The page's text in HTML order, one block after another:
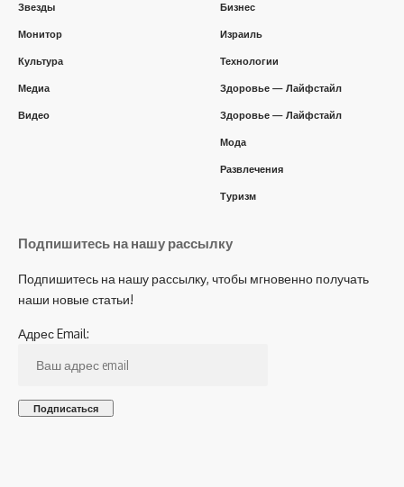
Звезды
Монитор
Культура
Медиа
Видео
Бизнес
Израиль
Технологии
Здоровье — Лайфстайл
Здоровье — Лайфстайл
Мода
Развлечения
Туризм
Подпишитесь на нашу рассылку
Подпишитесь на нашу рассылку, чтобы мгновенно получать
наши новые статьи!
Адрес Email: